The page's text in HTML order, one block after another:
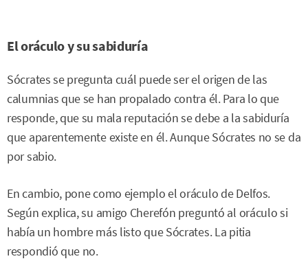
El oráculo y su sabiduría
Sócrates se pregunta cuál puede ser el origen de las
calumnias que se han propalado contra él. Para lo que
responde, que su mala reputación se debe a la sabiduría
que aparentemente existe en él. Aunque Sócrates no se da
por sabio.
En cambio, pone como ejemplo el oráculo de Delfos.
Según explica, su amigo Cherefón preguntó al oráculo si
había un hombre más listo que Sócrates. La pitia
respondió que no.